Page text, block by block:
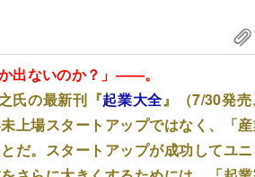
出ないのか？」――。
氏の最新刊『起業大全 』（7/30発
上場スタートアップではなく、「
だ。スタートアップが成功してユ